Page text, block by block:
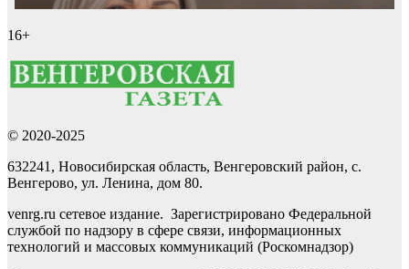
16+
© 2020-2025
632241, Новосибирская область, Венгеровский район, с.
Венгерово, ул. Ленина, дом 80.
venrg.ru сетевое издание. Зарегистрировано Федеральной
службой по надзору в сфере связи, информационных
технологий и массовых коммуникаций (Роскомнадзор)